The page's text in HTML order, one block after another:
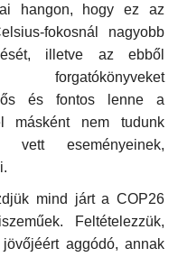
hangon, hogy ez az
fokosnál nagyobb
illetve az ebből
forgatókönyveket
és fontos lenne a
másként nem tudunk
vett eseményeinek,
mind járt a COP26
Feltételezzük,
aggódó, annak